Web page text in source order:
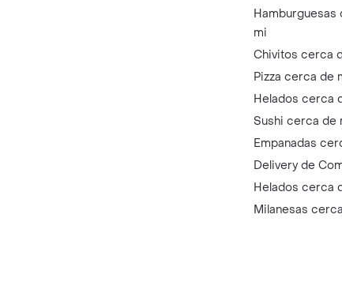
Hamburguesas
mi
Chivitos cerca
Pizza cerca de
Helados cerca
Sushi cerca de
Empanadas
Delivery de
Helados cerca
Milanesas